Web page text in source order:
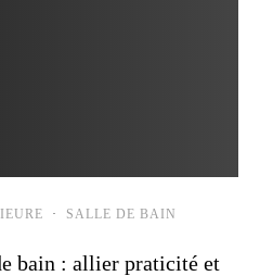
· SALLE DE BAIN
bain : allier praticité et